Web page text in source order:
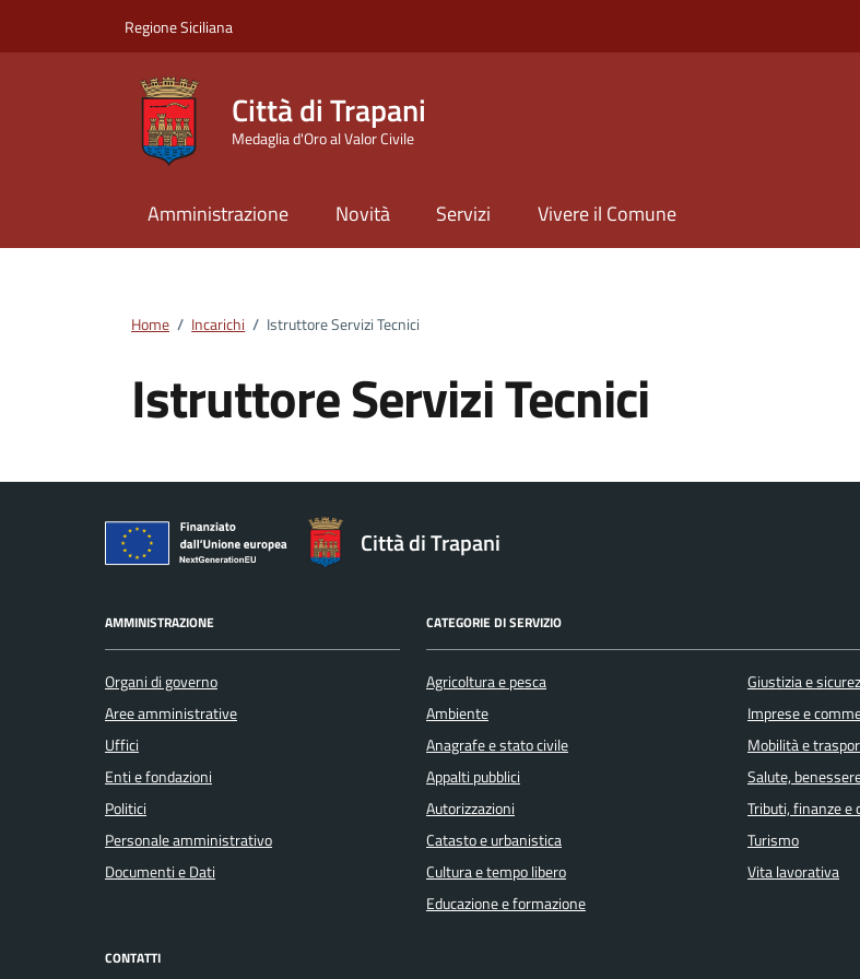
Regione Siciliana
Città di Trapani
Medaglia d'Oro al Valor Civile
Amministrazione Novità Servizi Vivere il Comune
Home / Incarichi / Istruttore Servizi Tecnici
Istruttore Servizi Tecnici
Città di Trapani
AMMINISTRAZIONE
Organi di governo
Aree amministrative
Uffici
Enti e fondazioni
Politici
Personale amministrativo
Documenti e Dati
CATEGORIE DI SERVIZIO
Agricoltura e pesca
Ambiente
Anagrafe e stato civile
Appalti pubblici
Autorizzazioni
Catasto e urbanistica
Cultura e tempo libero
Educazione e formazione
Giustizia e
Imprese e
Mobilità e
Salute,
Tributi, finanze e
Turismo
Vita lavorativa
CONTATTI